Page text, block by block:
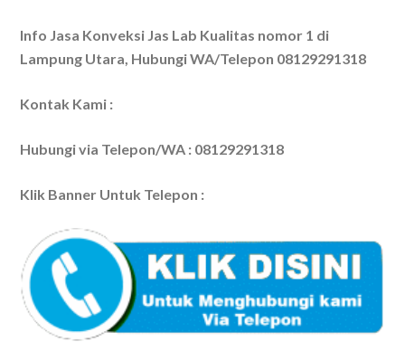
Info Jasa Konveksi Jas Lab Kualitas nomor 1 di
Lampung Utara, Hubungi WA/Telepon 08129291318
Kontak Kami :
Hubungi via Telepon/WA : 08129291318
Klik Banner Untuk Telepon :